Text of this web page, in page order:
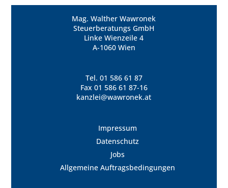
Mag. Walther Wawronek
Steuerberatungs GmbH
Linke Wienzeile 4
A-1060 Wien
Tel. 01 586 61 87
Fax 01 586 61 87-16
kanzlei@wawronek.at
Impressum
Datenschutz
Jobs
Allgemeine Auftragsbedingungen